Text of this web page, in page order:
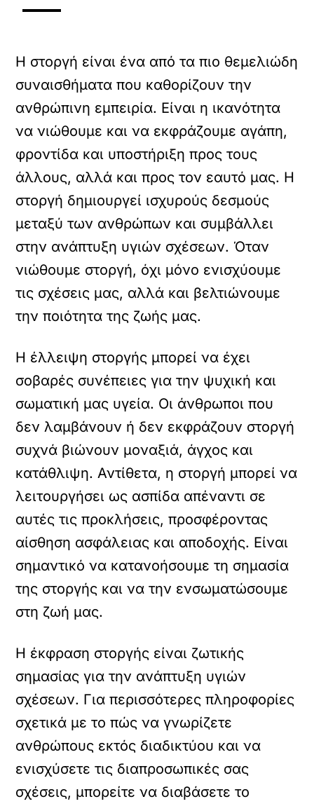
Η στοργή είναι ένα από τα πιο θεμελιώδη
συναισθήματα που καθορίζουν την
ανθρώπινη εμπειρία. Είναι η ικανότητα
να νιώθουμε και να εκφράζουμε αγάπη,
φροντίδα και υποστήριξη προς τους
άλλους, αλλά και προς τον εαυτό μας. Η
στοργή δημιουργεί ισχυρούς δεσμούς
μεταξύ των ανθρώπων και συμβάλλει
στην ανάπτυξη υγιών σχέσεων. Όταν
νιώθουμε στοργή, όχι μόνο ενισχύουμε
τις σχέσεις μας, αλλά και βελτιώνουμε
την ποιότητα της ζωής μας.
Η έλλειψη στοργής μπορεί να έχει
σοβαρές συνέπειες για την ψυχική και
σωματική μας υγεία. Οι άνθρωποι που
δεν λαμβάνουν ή δεν εκφράζουν στοργή
συχνά βιώνουν μοναξιά, άγχος και
κατάθλιψη. Αντίθετα, η στοργή μπορεί να
λειτουργήσει ως ασπίδα απέναντι σε
αυτές τις προκλήσεις, προσφέροντας
αίσθηση ασφάλειας και αποδοχής. Είναι
σημαντικό να κατανοήσουμε τη σημασία
της στοργής και να την ενσωματώσουμε
στη ζωή μας.
Η έκφραση στοργής είναι ζωτικής
σημασίας για την ανάπτυξη υγιών
σχέσεων. Για περισσότερες πληροφορίες
σχετικά με το πώς να γνωρίζετε
ανθρώπους εκτός διαδικτύου και να
ενισχύσετε τις διαπροσωπικές σας
σχέσεις, μπορείτε να διαβάσετε το